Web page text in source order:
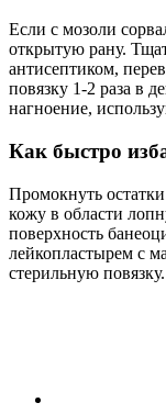
Если с мозоли
открытую рану.
антисептиком,
повязку 1-2 раза в
нагноение,
Как быстро
Промокнуть
кожу в области
поверхность
лейкопластырем с
стерильную повязку.